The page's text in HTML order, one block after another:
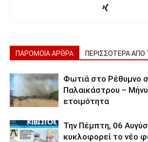
ΠΑΡΟΜΟΙΑ ΑΡΘΡΑ ΠΕΡΙΣΣΟΤΕΡΑ
Φωτιά στο Ρέθυμνο
Παλαικάστρου –
ετοιμότητα
Την Πέμπτη, 06
κυκλοφορεί το νέο